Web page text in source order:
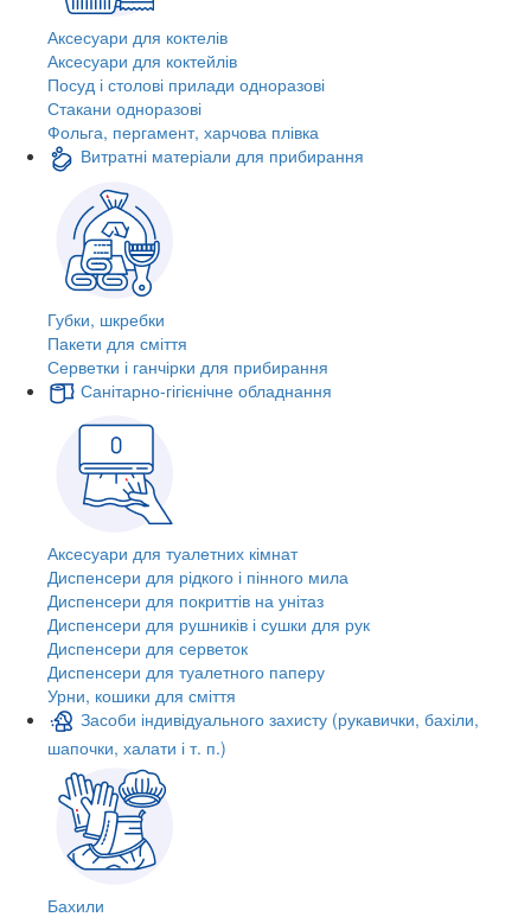
Аксесуари для коктелів
Аксесуари для коктейлів
Посуд і столові прилади одноразові
Стакани одноразові
Фольга, пергамент, харчова плівка
Витратні матеріали для прибирання
Губки, шкребки
Пакети для сміття
Серветки і ганчірки для прибирання
Санітарно-гігієнічне обладнання
Аксесуари для туалетних кімнат
Диспенсери для рідкого і пінного мила
Диспенсери для покриттів на унітаз
Диспенсери для рушників і сушки для рук
Диспенсери для серветок
Диспенсери для туалетного паперу
Урни, кошики для сміття
Засоби індивідуального захисту (рукавички, бахіли,
шапочки, халати і т. п.)
Бахили